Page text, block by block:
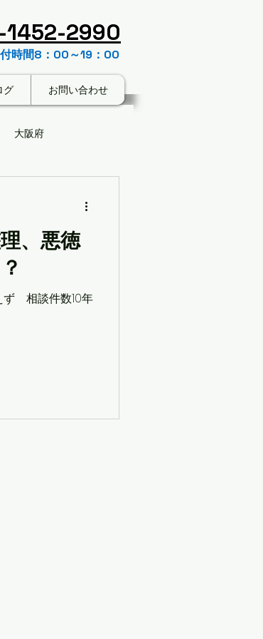
2990
時間8：00～19：00
グ お問い合わせ
大阪府
、悪徳
ず 相談件数10年